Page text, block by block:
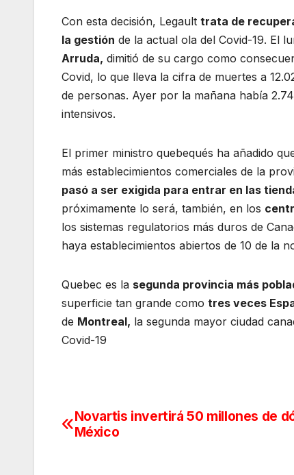
Con esta decisión, Legault trata de
la gestión de la actual ola del Covid-19. El
Arruda, dimitió de su cargo como
Covid, lo que lleva la cifra de muertes a
de personas. Ayer por la mañana había
intensivos.
El primer ministro quebequés ha añadido
más establecimientos comerciales de la
pasó a ser exigida para entrar en las
próximamente lo será, también, en los
los sistemas regulatorios más duros de
haya establecimientos abiertos de 10 de la
Quebec es la segunda provincia más
superficie tan grande como tres veces
de Montreal, la segunda mayor ciudad
Covid-19
Navegación
Novartis invertirá 50 millones de
México